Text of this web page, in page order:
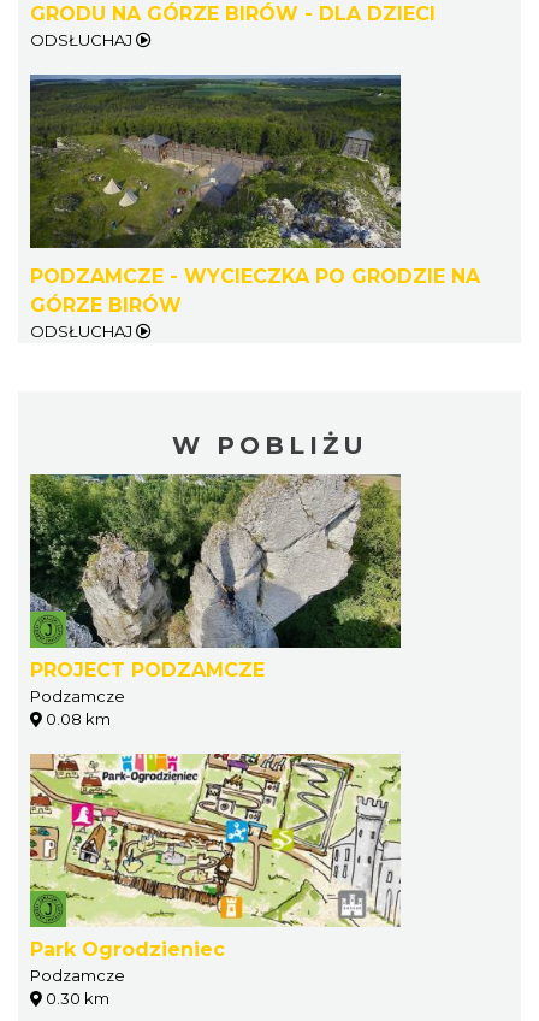
GRODU NA GÓRZE BIRÓW - DLA DZIECI
ODSŁUCHAJ
PODZAMCZE - WYCIECZKA PO GRODZIE NA
GÓRZE BIRÓW
ODSŁUCHAJ
W POBLIŻU
PROJECT PODZAMCZE
Podzamcze
0.08 km
Park Ogrodzieniec
Podzamcze
0.30 km